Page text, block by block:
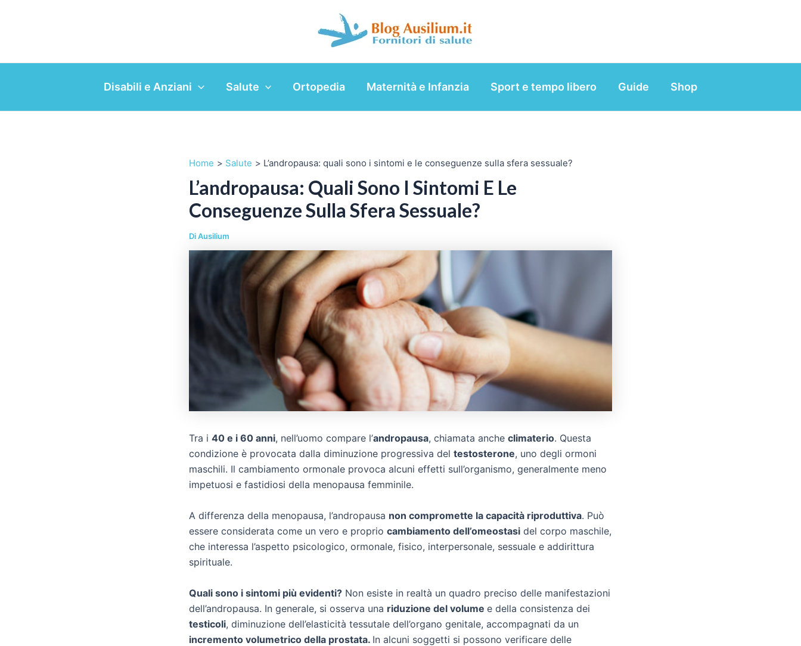
Disabili e Anziani Salute Ortopedia Maternità e Infanzia Sport e tempo libero Guide Shop
Home Salute L’andropausa: quali sono i sintomi e le conseguenze sulla sfera sessuale?
L’andropausa: Quali Sono I Sintomi E Le
Conseguenze Sulla Sfera Sessuale?
DiAusilium
Tra i 40 e i 60 anni, nell’uomo compare l’andropausa, chiamata anche climaterio. Questa
condizione è provocata dalla diminuzione progressiva del testosterone, uno degli ormoni
maschili. Il cambiamento ormonale provoca alcuni effetti sull’organismo, generalmente meno
impetuosi e fastidiosi della menopausa femminile.
A differenza della menopausa, l’andropausa non compromette la capacità riproduttiva. Può
essere considerata come un vero e proprio cambiamento dell’omeostasi del corpo maschile,
che interessa l’aspetto psicologico, ormonale, fisico, interpersonale, sessuale e addirittura
spirituale.
Quali sono i sintomi più evidenti? Non esiste in realtà un quadro preciso delle manifestazioni
dell’andropausa. In generale, si osserva una riduzione del volume e della consistenza dei
testicoli, diminuzione dell’elasticità tessutale dell’organo genitale, accompagnati da un
incremento volumetrico della prostata. In alcuni soggetti si possono verificare delle